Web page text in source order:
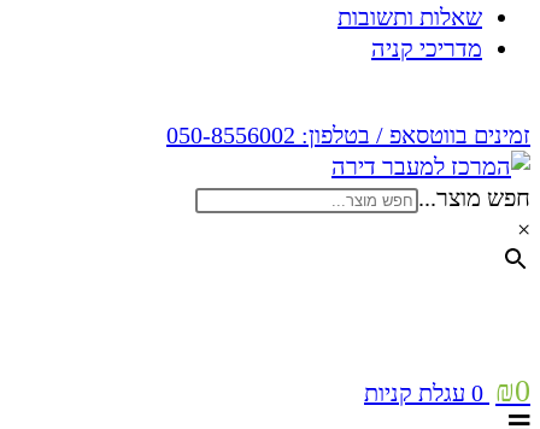
שאלות ותשובות
מדריכי קניה
זמינים בווטסאפ / בטלפון: 050-8556002
חפש מוצר...
×
₪0
0 עגלת קניות